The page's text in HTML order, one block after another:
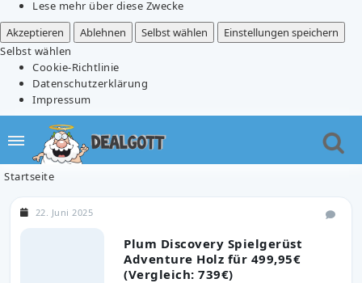
Lese mehr über diese Zwecke
Akzeptieren
Ablehnen Selbst wählen
Einstellungen speichern
Selbst wählen
Cookie-Richtlinie
Datenschutzerklärung
Impressum
Startseite
Plum Discovery Spielgerüst
Adventure Holz für 499,95€
(Vergleich: 739€)
22. Juni 2025